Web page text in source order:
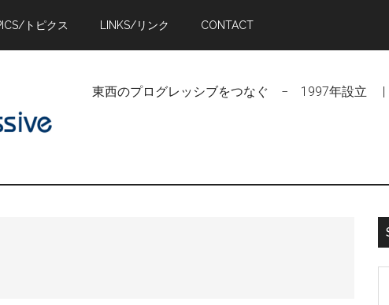
トピクス LINKS/リンク CONTACT
東西のプログレッシブをつなぐ − 1997年設立 |